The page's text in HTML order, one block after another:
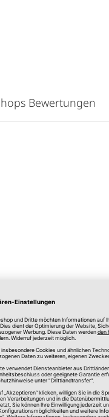
Bewertungen
Preise in Euro, inkl.